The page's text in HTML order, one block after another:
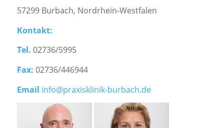
57299 Burbach, Nordrhein-Westfalen
Kontakt:
Tel. 02736/5995
Fax: 02736/446944
Email info@praxisklinik-burbach.de